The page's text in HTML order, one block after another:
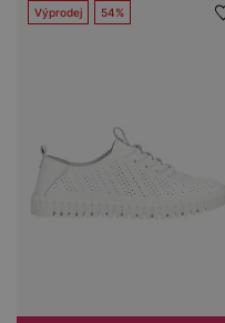
Výprodej 54%